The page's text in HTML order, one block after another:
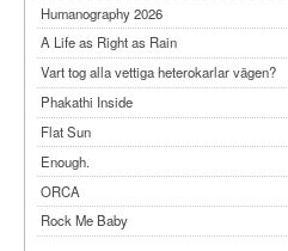
Humanography 2026
A Life as Right as Rain
Vart tog alla vettiga heterokarlar vägen?
Phakathi Inside
Flat Sun
Enough.
ORCA
Rock Me Baby